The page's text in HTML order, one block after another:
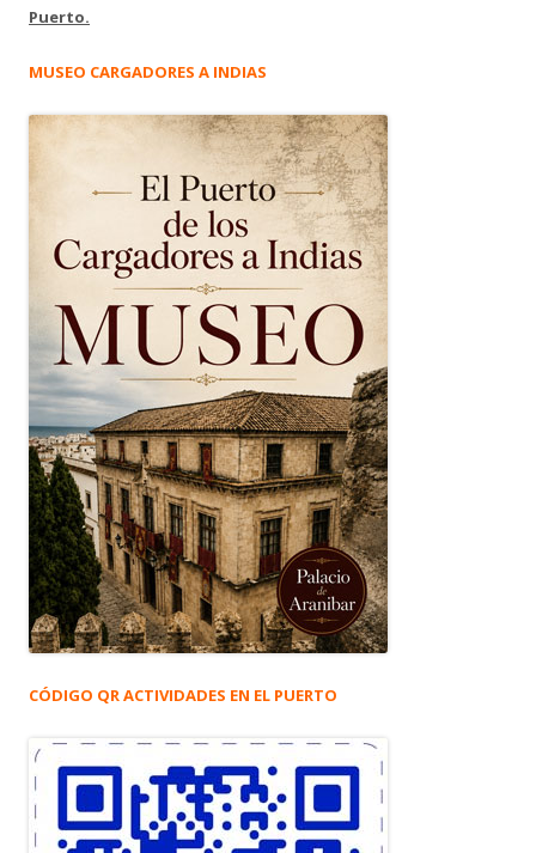
Puerto.
MUSEO CARGADORES A INDIAS
CÓDIGO QR ACTIVIDADES EN EL PUERTO